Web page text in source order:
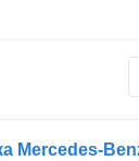
Mercedes-